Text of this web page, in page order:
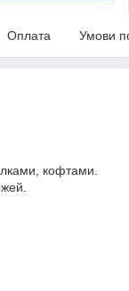
Оплата Умови
кофтами.